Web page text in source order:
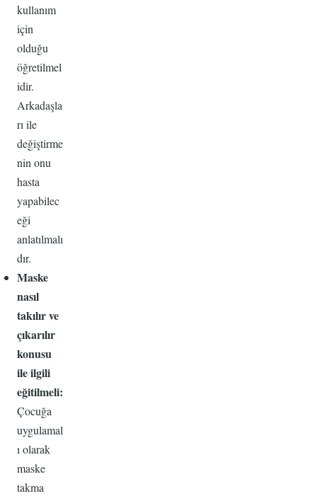
kullanım
için
olduğu
öğretilmel
idir.
Arkadaşla
rı ile
değiştirme
nin onu
hasta
yapabilec
eği
anlatılmalı
dır.
Maske
nasıl
takılır ve
çıkarılır
konusu
ile ilgili
eğitilmeli:
Çocuğa
uygulamal
ı olarak
maske
takma